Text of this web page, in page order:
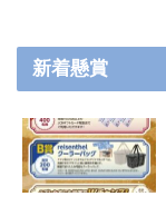
新着懸賞